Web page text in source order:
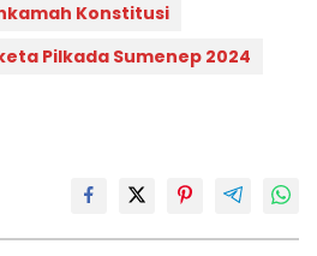
Konstitusi
Pilkada Sumenep 2024